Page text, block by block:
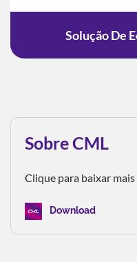
Solução De
Sobre CML
Clique para baixar
Download